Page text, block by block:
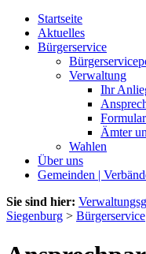
Startseite
Aktuelles
Bürgerservice
Verwaltung
Ihr
Ämter
Wahlen
Über uns
Gemeinden |
Sie sind hier:
Siegenburg > Bürgerservice